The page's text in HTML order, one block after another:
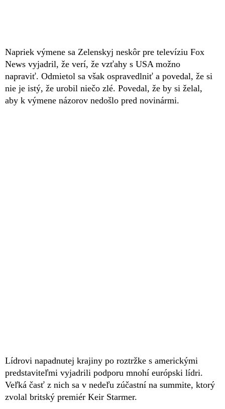
Napriek výmene sa Zelenskyj neskôr pre televíziu Fox
News vyjadril, že verí, že vzťahy s USA možno
napraviť. Odmietol sa však ospravedlniť a povedal, že si
nie je istý, že urobil niečo zlé. Povedal, že by si želal,
aby k výmene názorov nedošlo pred novinármi.
Lídrovi napadnutej krajiny po roztržke s americkými
predstaviteľmi vyjadrili podporu mnohí európski lídri.
Veľká časť z nich sa v nedeľu zúčastní na summite, ktorý
zvolal britský premiér Keir Starmer.